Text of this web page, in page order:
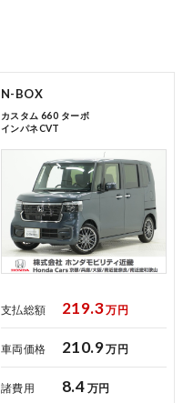
N-BOX
カスタム 660 ターボ
インパネCVT
支払総額 219.3万円
車両価格 210.9万円
諸費用 8.4 万円